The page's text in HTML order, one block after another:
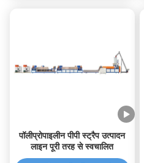
पॉलीप्रोपाइलीन पीपी स्ट्रैप उत्पादन
लाइन पूरी तरह से स्वचालित